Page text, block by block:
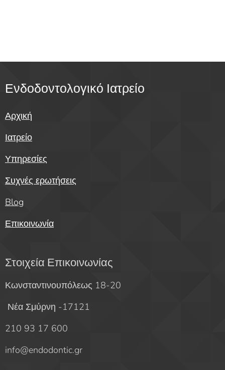
Ενδοδοντολογικό Ιατρείο
Αρχική
Ιατρείο
Υπηρεσίες
Συχνές ερωτήσεις
Blog
Επικοινωνία
Στοιχεία Επικοινωνίας
Κωνσταντινουπόλεως 18-20
Νέα Σμύρνη -17121
210 93 17 600
info@endodontic.gr